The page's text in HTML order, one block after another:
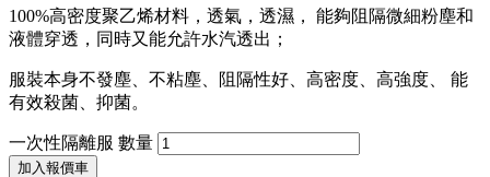
100%高密度聚乙烯材料，透氣，透濕， 能夠阻隔微細粉塵和
液體穿透，同時又能允許水汽透出；
服裝本身不發塵、不粘塵、阻隔性好、高密度、高強度、 能
有效殺菌、抑菌。
一次性隔離服 數量
加入報價車